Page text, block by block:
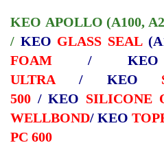
KEO APOLLO (A100,
/ KEO GLASS SEAL
FOAM /
ULTRA/ KEO
500 /KEO SILICONE
WELLBOND/ KEO
PC 600